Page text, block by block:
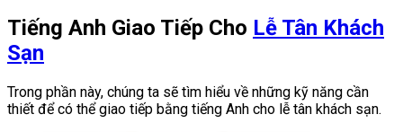
Tiếng Anh Giao Tiếp Cho Lễ Tân Khách
Sạn
Trong phần này, chúng ta sẽ tìm hiểu về những kỹ năng cần
thiết để có thể giao tiếp bằng tiếng Anh cho lễ tân khách sạn.